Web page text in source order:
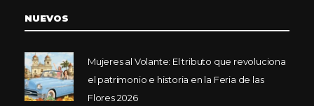
NUEVOS
Mujeres al Volante: El tributo que revoluciona
el patrimonio e historia en la Feria de las
Flores 2026